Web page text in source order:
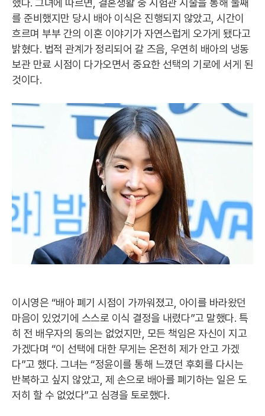
했다. 그녀에 따르면, 결혼생활 중 시험관 시술을 통해 둘째
를 준비했지만 당시 배아 이식은 진행되지 않았고, 시간이
흐르며 부부 간의 이혼 이야기가 자연스럽게 오가게 됐다고
밝혔다. 법적 관계가 정리되어 갈 즈음, 우연히 배아의 냉동
보관 만료 시점이 다가오면서 중요한 선택의 기로에 서게 된
것이다.
이시영은 “배아 폐기 시점이 가까워졌고, 아이를 바라왔던
마음이 있었기에 스스로 이식 결정을 내렸다”고 말했다. 특
히 전 배우자의 동의는 없었지만, 모든 책임은 자신이 지고
가겠다며 “이 선택에 대한 무게는 온전히 제가 안고 가겠
다”고 했다. 그녀는 “정윤이를 통해 느꼈던 후회를 다시는
반복하고 싶지 않았고, 제 손으로 배아를 폐기하는 일은 도
저히 할 수 없었다”고 심경을 토로했다.